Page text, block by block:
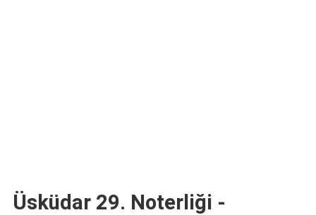
Üsküdar 29. Noterliği -